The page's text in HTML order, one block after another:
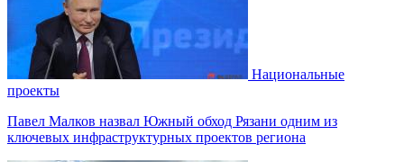
Национальные
проекты
Павел Малков назвал Южный обход Рязани одним из
ключевых инфраструктурных проектов региона